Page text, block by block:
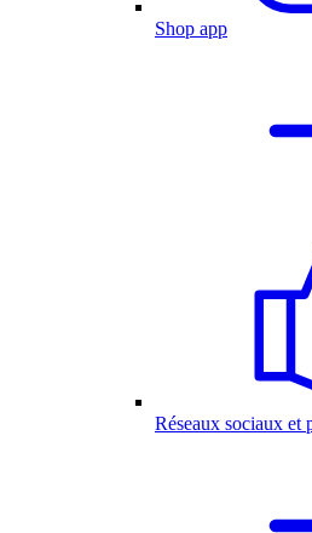
Shop app
Réseaux sociaux et